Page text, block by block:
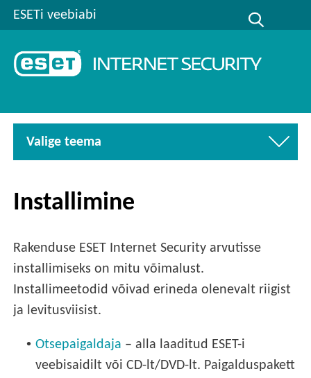
ESETi veebiabi
Valige teema
Installimine
Rakenduse ESET Internet Security arvutisse
installimiseks on mitu võimalust.
Installimeetodid võivad erineda olenevalt riigist
ja levitusviisist.
• Otsepaigaldaja – alla laaditud ESET-i
veebisaidilt või CD-lt/DVD-lt. Paigalduspakett